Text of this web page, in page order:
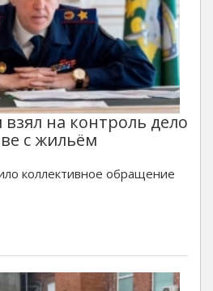
взял на контроль дело
с жильём
коллективное обращение